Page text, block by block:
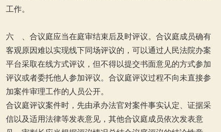
工作。
六 、合议庭应当在庭审结束后及时评议。合议庭成员确有
客观原因难以实现线下同场评议的，可以通过人民法院办案
平台采取在线方式评议，但不得以提交书面意见的方式参加
评议或者委托他人参加评议。合议庭评议过程不向未直接参
加案件审理工作的人员公开。
合议庭评议案件时，先由承办法官对案件事实认定、证据采
信以及适用法律等发表意见，其他合议庭成员依次发表意